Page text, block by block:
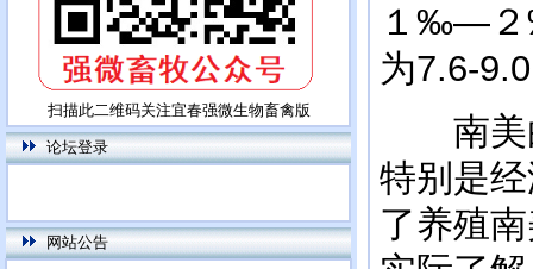
扫描此二维码关注宜春强微生物畜禽版
论坛登录
网站公告
本网站为饲用乳酸菌特别网站，专门针对高
１‰—２
为7.6-
南美白
特别是
了养殖